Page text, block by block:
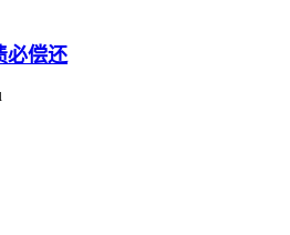
必偿还